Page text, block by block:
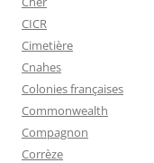
CICR
Cimetière
Cnahes
Colonies françaises
Commonwealth
Compagnon
Corrèze